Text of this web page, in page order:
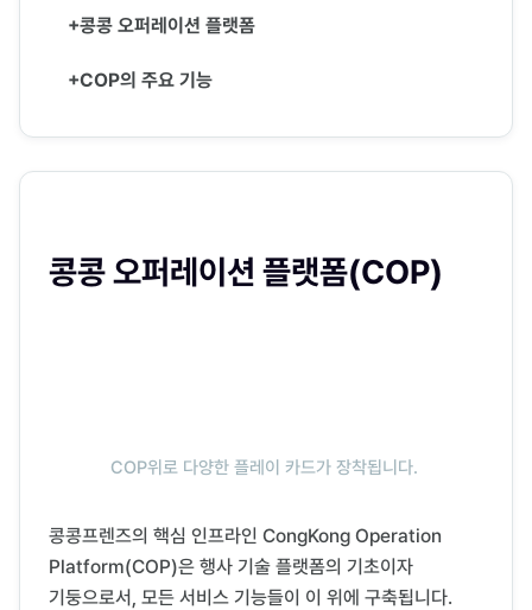
+콩콩 오퍼레이션 플랫폼
+COP의 주요 기능
콩콩 오퍼레이션 플랫폼(COP)
COP위로 다양한 플레이 카드가 장착됩니다.
콩콩프렌즈의 핵심 인프라인 CongKong Operation
Platform(COP)은 행사 기술 플랫폼의 기초이자
기둥으로서, 모든 서비스 기능들이 이 위에 구축됩니다.